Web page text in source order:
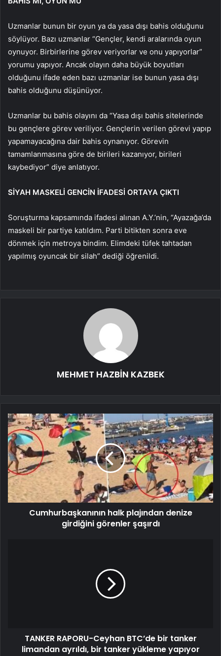
Uzmanlar bunun bir oyun ya da yasa dışı bahis olduğunu
söylüyor. Bazı uzmanlar “Gençler, kendi aralarında oyun
oynuyor. Birbirlerine görev veriyorlar ve onu yapıyorlar”
yorumu yapıyor. Ancak olayın daha büyük boyutları
olduğunu ifade eden bazı uzmanlar ise bunun yasa dışı
bahis olduğunu düşünüyor.
Uzmanlar bu bahis olayını da “Yasa dışı bahis sitelerinde
bu gençlere görev veriliyor. Gençlerin verilen görevi yapıp
yapamayacağına dair bahis oynanıyor. Görevin
tamamlanmasına göre de birileri kazanıyor, birileri
kaybediyor” diye anlatıyor.
SİYAH MASKELİ GENCİN İFADESİ ORTAYA ÇIKTI
Soruşturma kapsamında ifadesi alınan A.Y.’nin, “Ayazağa’da
maskeli bir partiye katıldım. Parti bitikten sonra eve
dönmek için metroya bindim. Elimdeki tüfek tahtadan
yapılmış oyuncak bir silah” dediği öğrenildi.
MEHMET HAZBİN KAZBEK
Cumhurbaşkanının halk plajından denize
girdiğini görenler şaşırdı
TANKER RAPORU-Ceyhan BTC’de bir tanker
limandan ayrıldı, bir tanker yükleme yapıyor